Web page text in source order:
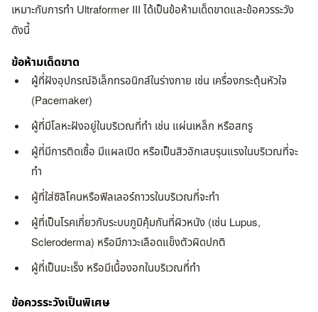
เหมาะกับการทำ Ultraformer III ได้เป็นข้อห้ามเด็ดขาดและข้อควรระวัง
ดังนี้
ข้อห้ามเด็ดขาด
ผู้ที่ฝังอุปกรณ์อิเล็กทรอนิกส์ในร่างกาย เช่น เครื่องกระตุ้นหัวใจ
(Pacemaker)
ผู้ที่มีโลหะฝังอยู่ในบริเวณที่ทำ เช่น แผ่นเหล็ก หรือสกรู
ผู้ที่มีการติดเชื้อ มีแผลเปิด หรือเป็นสิวอักเสบรุนแรงในบริเวณที่จะ
ทำ
ผู้ที่ใส่ซิลิโคนหรือฟิลเลอร์ถาวรในบริเวณที่จะทำ
ผู้ที่เป็นโรคเกี่ยวกับระบบภูมิคุ้มกันที่ผิวหนัง (เช่น Lupus,
Scleroderma) หรือมีภาวะเลือดแข็งตัวผิดปกติ
ผู้ที่เป็นมะเร็ง หรือมีเนื้องอกในบริเวณที่ทำ
ข้อควรระวังเป็นพิเศษ